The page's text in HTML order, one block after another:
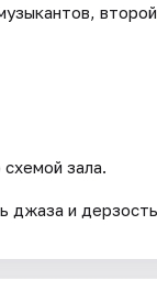
зала.
джаза и